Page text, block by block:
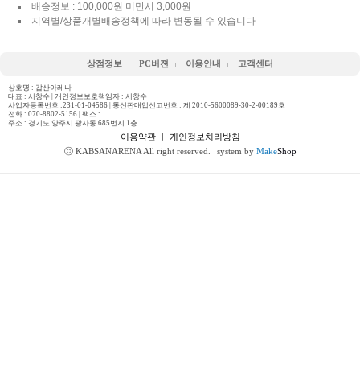
배송정보 : 100,000원 미만시 3,000원
지역별/상품개별배송정책에 따라 변동될 수 있습니다
상점정보 PC버젼 이용안내 고객센터
상호명 : 갑산아레나
대표 : 시창수 | 개인정보보호책임자 : 시창수
사업자등록번호 :231-01-04586 | 통신판매업신고번호 : 제 2010-5600089-30-2-00189호
전화 : 070-8802-5156 | 팩스 :
주소 : 경기도 양주시 광사동 685번지 1층
이용약관ㅣ 개인정보처리방침
ⓒ KABSANARENA All right reserved.
system by MakeShop